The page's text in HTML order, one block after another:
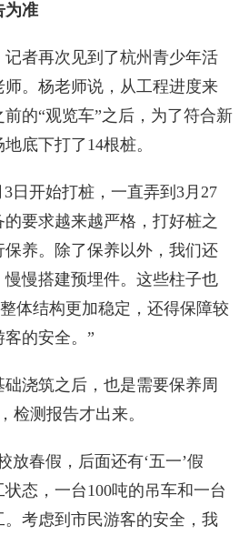
为准
记者再次见到了杭州青少年活
。杨老师说，从工程进度来
的“观览车”之后，为了符合新
底下打了14根桩。
3日开始打桩，一直弄到3月27
的要求越来越严格，打好桩之
保养。除了保养以外，我们还
慢搭建预埋件。这些柱子也
体结构更加稳定，还得保障较
的安全。”
浇筑之后，也是需要保养周
检测报告才出来。
放春假，后面还有‘五一’假
态，一台100吨的吊车和一台
。考虑到市民游客的安全，我